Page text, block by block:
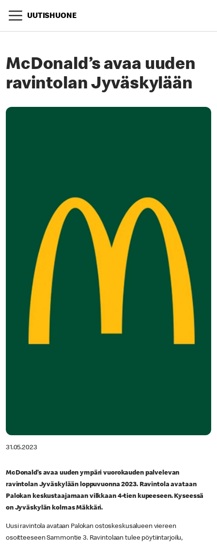
UUTISHUONE
McDonald’s avaa uuden
ravintolan Jyväskylään
31.05.2023
McDonald’s avaa uuden ympäri vuorokauden palvelevan
ravintolan Jyväskylään loppuvuonna 2023. Ravintola avataan
Palokan keskustaajamaan vilkkaan 4-tien kupeeseen. Kyseessä
on Jyväskylän kolmas Mäkkäri.
Uusi ravintola avataan Palokan ostoskeskusalueen viereen
osoitteeseen Sammontie 3. Ravintolaan tulee pöytiintarjoilu,